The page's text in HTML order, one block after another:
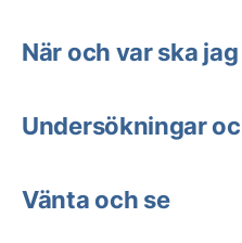
När och var ska
Undersökningar
Vänta och se